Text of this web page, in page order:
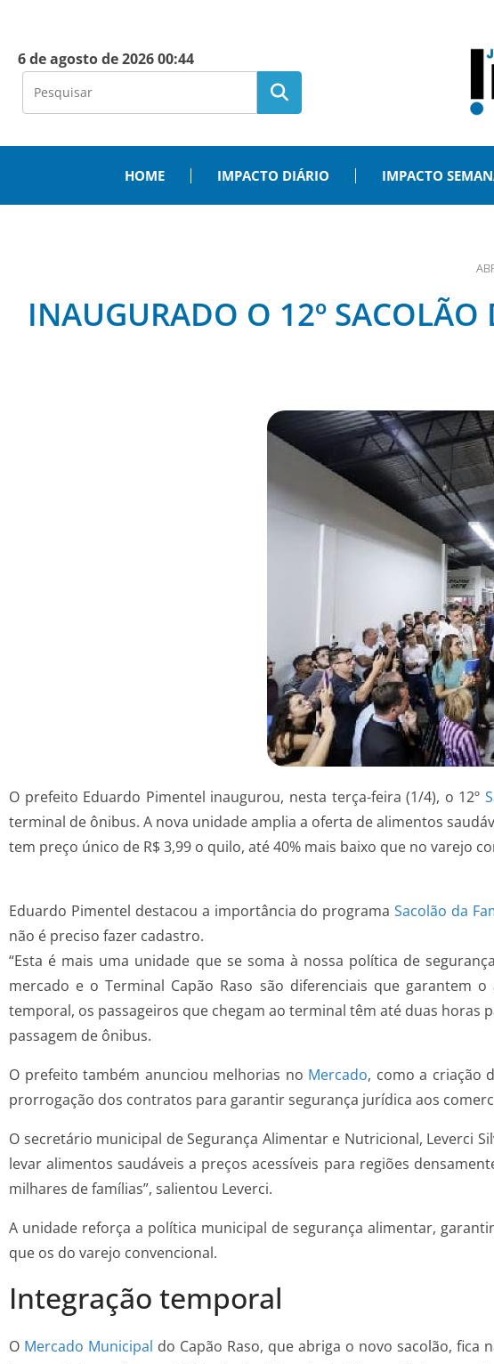
6 de agosto de 2026 00:44
HOME IMPACTO DIÁRIO IMPACTO
INAUGURADO O 12º
O prefeito Eduardo Pimentel inaugurou, nesta terça-feira (1/4), o 12º
terminal de ônibus. A nova unidade amplia a oferta de alimentos
tem preço único de R$ 3,99 o quilo, até 40% mais baixo que no varejo
Eduardo Pimentel destacou a importância do programaSacolão da
não é preciso fazer cadastro.
“Esta é mais uma unidade que se soma à nossa política de
mercado e o Terminal Capão Raso são diferenciais que garantem
temporal, os passageiros que chegam ao terminal têm até duas
passagem de ônibus.
O prefeito também anunciou melhorias no Mercado, como a criação
prorrogação dos contratos para garantir segurança jurídica aos
O secretário municipal de Segurança Alimentar e Nutricional, Leverci
levar alimentos saudáveis a preços acessíveis para regiões
milhares de famílias”, salientou Leverci.
A unidade reforça a política municipal de segurança alimentar,
que os do varejo convencional.
Integração temporal
O Mercado Municipal do Capão Raso, que abriga o novo sacolão, fica